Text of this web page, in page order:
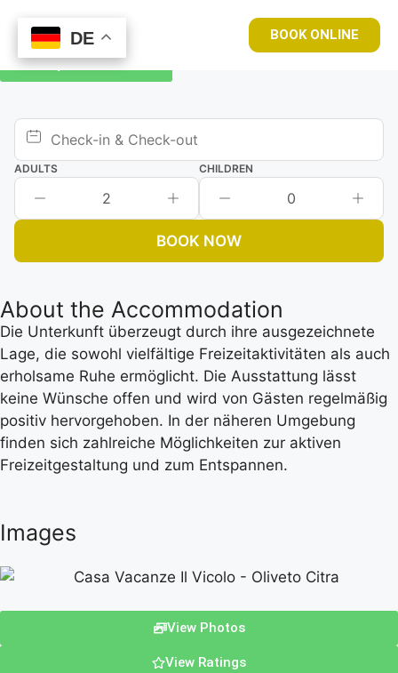
BOOK ONLINE
Book your room now
ADULTS
2
CHILDREN
0
BOOK NOW
About the Accommodation
Die Unterkunft überzeugt durch ihre ausgezeichnete
Lage, die sowohl vielfältige Freizeitaktivitäten als auch
erholsame Ruhe ermöglicht. Die Ausstattung lässt
keine Wünsche offen und wird von Gästen regelmäßig
positiv hervorgehoben. In der näheren Umgebung
finden sich zahlreiche Möglichkeiten zur aktiven
Freizeitgestaltung und zum Entspannen.
Images
View Photos
View Ratings
DE
DE